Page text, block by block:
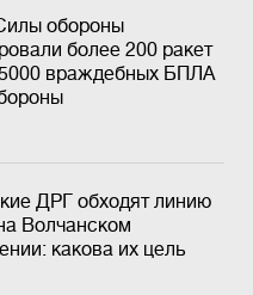
обороны
более 200 ракет
враждебных БПЛА
ДРГ обходят линию
Волчанском
какова их цель